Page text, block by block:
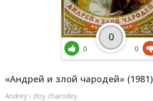
«Андрей и злой чародей» (1981)
Andrey i zloy charodey
0
0
0